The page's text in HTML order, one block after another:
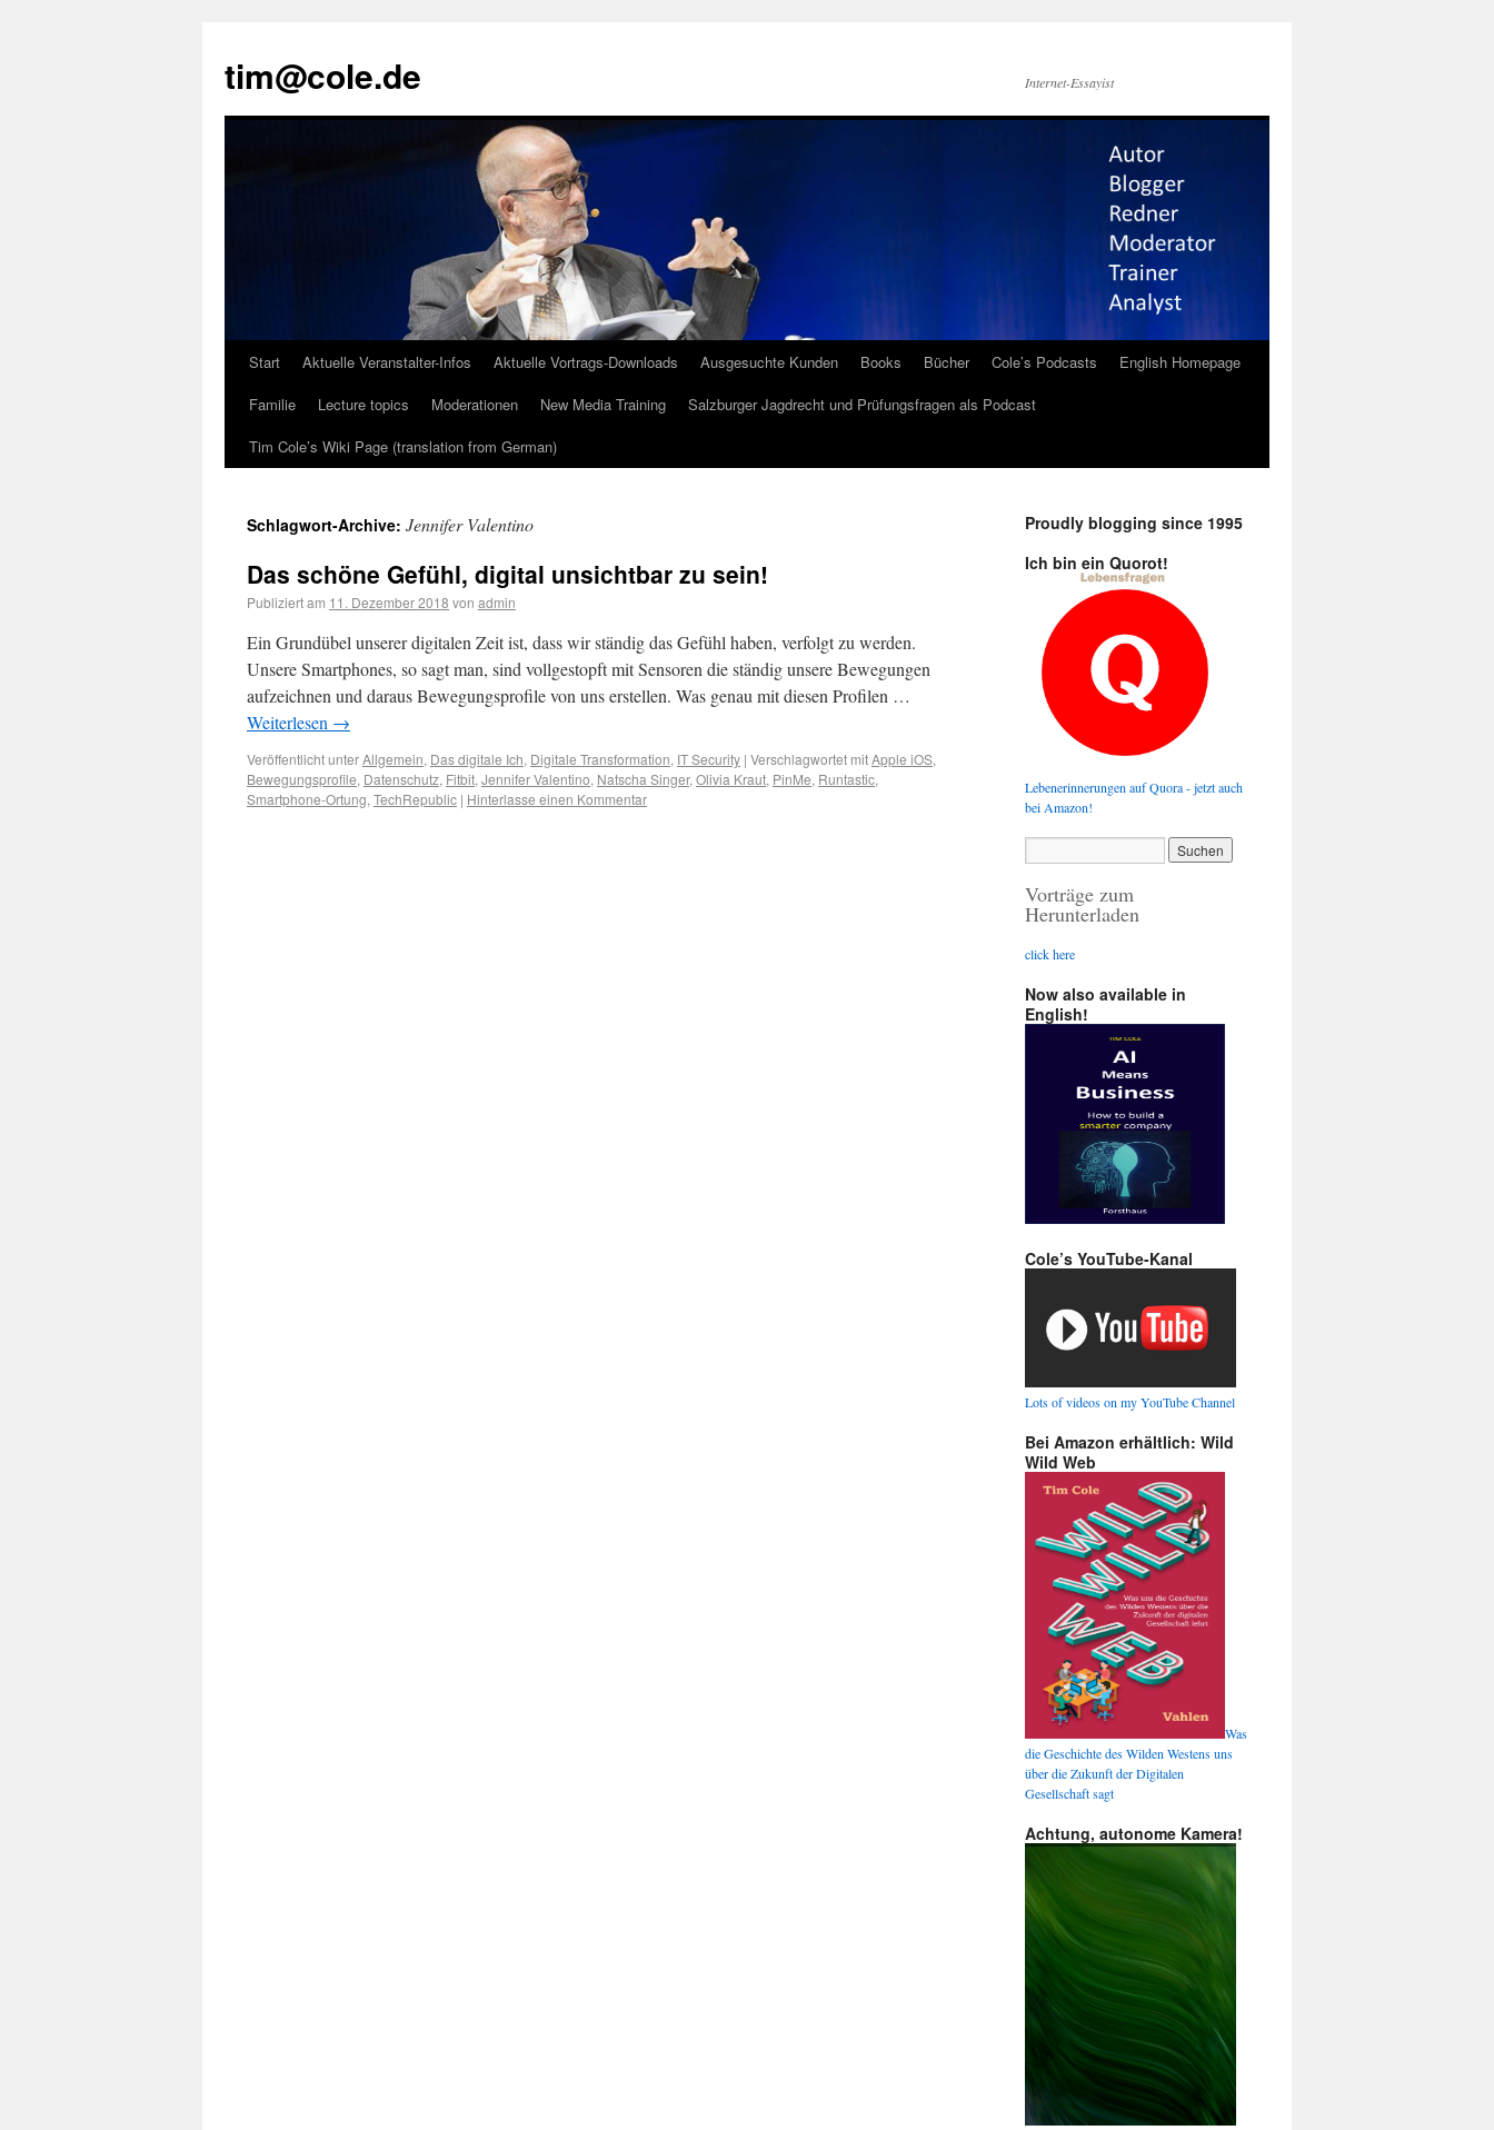
tim@cole.de Internet-Essayist
Start Aktuelle Veranstalter-Infos Aktuelle Vortrags-Downloads Ausgesuchte Kunden Books Bücher Cole’s Podcasts
English Homepage
Familie
Lecture topics Moderationen New Media Training
Salzburger Jagdrecht und Prüfungsfragen als Podcast
Tim Cole’s Wiki Page (translation from German)
Schlagwort-Archive: Jennifer Valentino
Das schöne Gefühl, digital unsichtbar zu sein!
Publiziert am 11. Dezember 2018 von admin
Ein Grundübel unserer digitalen Zeit ist, dass wir ständig das Gefühl haben, verfolgt zu werden.
Unsere Smartphones, so sagt man, sind vollgestopft mit Sensoren die ständig unsere Bewegungen
aufzeichnen und daraus Bewegungsprofile von uns erstellen. Was genau mit diesen Profilen …
Weiterlesen →
Veröffentlicht unterAllgemein, Das digitale Ich, Digitale Transformation, IT Security | Verschlagwortet mitApple iOS,
Bewegungsprofile, Datenschutz, Fitbit, Jennifer Valentino, Natscha Singer, Olivia Kraut, PinMe, Runtastic,
Smartphone-Ortung, TechRepublic | Hinterlasse einen Kommentar
Proudly blogging since 1995
Ich bin ein Quorot!
Lebenerinnerungen auf Quora - jetzt auch
bei Amazon!
Vorträge zum
Herunterladen
click here
Now also available in
English!
Cole’s YouTube-Kanal
Lots of videos on my YouTube Channel
Bei Amazon erhältlich: Wild
Wild Web
Was
die Geschichte des Wilden Westens uns
über die Zukunft der Digitalen
Gesellschaft sagt
Achtung, autonome Kamera!